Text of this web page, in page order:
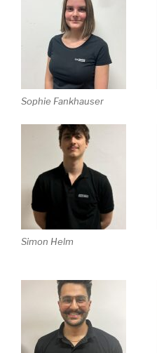
Sophie Fankhauser
Simon Helm